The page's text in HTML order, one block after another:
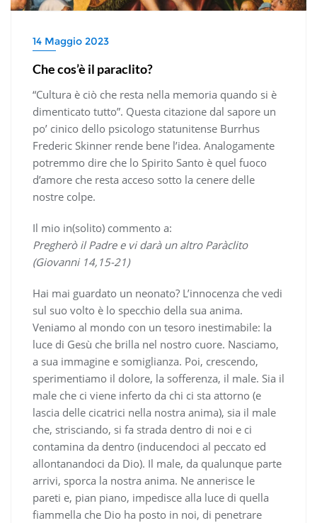
14 Maggio 2023
Che cos’è il paraclito?
“Cultura è ciò che resta nella memoria quando si è
dimenticato tutto”. Questa citazione dal sapore un
po’ cinico dello psicologo statunitense Burrhus
Frederic Skinner rende bene l’idea. Analogamente
potremmo dire che lo Spirito Santo è quel fuoco
d’amore che resta acceso sotto la cenere delle
nostre colpe.
Il mio in(solito) commento a:
Pregherò il Padre e vi darà un altro Paràclito
(Giovanni 14,15-21)
Hai mai guardato un neonato? L’innocenza che vedi
sul suo volto è lo specchio della sua anima.
Veniamo al mondo con un tesoro inestimabile: la
luce di Gesù che brilla nel nostro cuore. Nasciamo,
a sua immagine e somiglianza. Poi, crescendo,
sperimentiamo il dolore, la sofferenza, il male. Sia il
male che ci viene inferto da chi ci sta attorno (e
lascia delle cicatrici nella nostra anima), sia il male
che, strisciando, si fa strada dentro di noi e ci
contamina da dentro (inducendoci al peccato ed
allontanandoci da Dio). Il male, da qualunque parte
arrivi, sporca la nostra anima. Ne annerisce le
pareti e, pian piano, impedisce alla luce di quella
fiammella che Dio ha posto in noi, di penetrare